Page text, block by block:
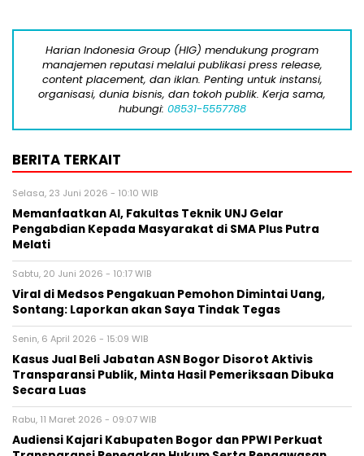
Harian Indonesia Group (HIG) mendukung program
manajemen reputasi melalui publikasi press release,
content placement, dan iklan. Penting untuk instansi,
organisasi, dunia bisnis, dan tokoh publik. Kerja sama,
hubungi: 08531-5557788
BERITA TERKAIT
Selasa, 23 Juni 2026 - 10:10 WIB
Memanfaatkan AI, Fakultas Teknik UNJ Gelar
Pengabdian Kepada Masyarakat di SMA Plus Putra
Melati
Sabtu, 20 Juni 2026 - 10:17 WIB
Viral di Medsos Pengakuan Pemohon Dimintai Uang,
Sontang: Laporkan akan Saya Tindak Tegas
Senin, 6 April 2026 - 15:09 WIB
Kasus Jual Beli Jabatan ASN Bogor Disorot Aktivis
Transparansi Publik, Minta Hasil Pemeriksaan Dibuka
Secara Luas
Rabu, 11 Maret 2026 - 09:07 WIB
Audiensi Kajari Kabupaten Bogor dan PPWI Perkuat